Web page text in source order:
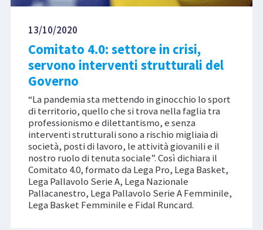
13/10/2020
Comitato 4.0: settore in crisi,
servono interventi strutturali del
Governo
“La pandemia sta mettendo in ginocchio lo sport
di territorio, quello che si trova nella faglia tra
professionismo e dilettantismo, e senza
interventi strutturali sono a rischio migliaia di
società, posti di lavoro, le attività giovanili e il
nostro ruolo di tenuta sociale”. Così dichiara il
Comitato 4.0, formato da Lega Pro, Lega Basket,
Lega Pallavolo Serie A, Lega Nazionale
Pallacanestro, Lega Pallavolo Serie A Femminile,
Lega Basket Femminile e Fidal Runcard.